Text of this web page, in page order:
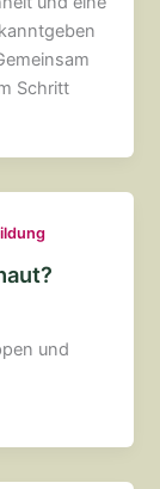
Schritt
und